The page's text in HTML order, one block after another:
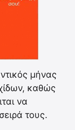
μήνας
καθώς
να
τους.